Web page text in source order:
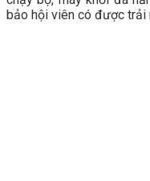
bảo hội viên có được trải